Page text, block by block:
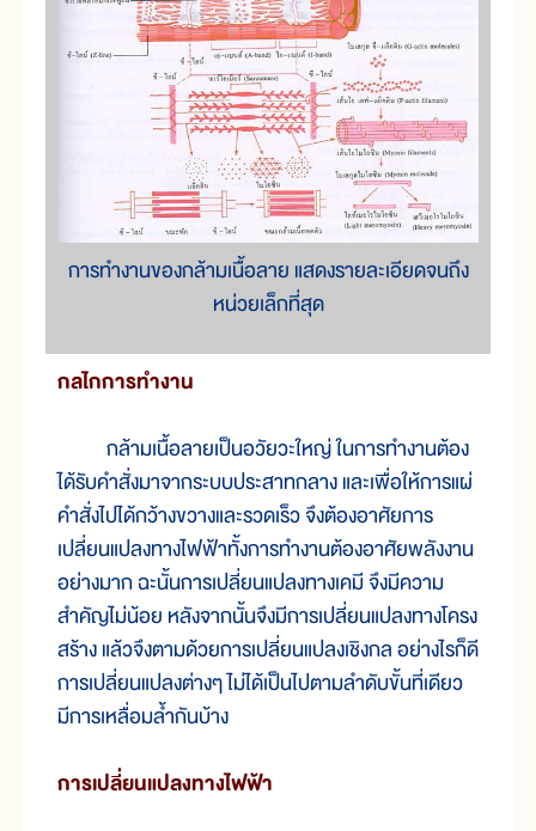
การทำงานของกล้ามเนื้อลาย แสดงรายละเอียดจนถึง
หน่วยเล็กที่สุด
กลไกการทำงาน
กล้ามเนื้อลายเป็นอวัยวะใหญ่ ในการทำงานต้อง
ได้รับคำสั่งมาจากระบบประสาทกลาง และเพื่อให้การแผ่
คำสั่งไปได้กว้างขวางและรวดเร็ว จึงต้องอาศัยการ
เปลี่ยนแปลงทางไฟฟ้าทั้งการทำงานต้องอาศัยพลังงาน
อย่างมาก ฉะนั้นการเปลี่ยนแปลงทางเคมี จึงมีความ
สำคัญไม่น้อย หลังจากนั้นจึงมีการเปลี่ยนแปลงทางโครง
สร้าง แล้วจึงตามด้วยการเปลี่ยนแปลงเชิงกล อย่างไรก็ดี
การเปลี่ยนแปลงต่างๆ ไม่ได้เป็นไปตามลำดับขั้นที่เดียว
มีการเหลื่อมล้ำกันบ้าง
การเปลี่ยนแปลงทางไฟฟ้า